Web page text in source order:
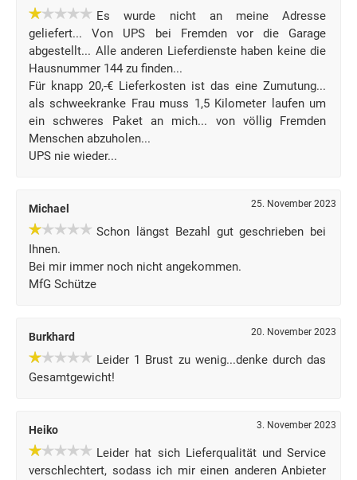
Es wurde nicht an meine Adresse
geliefert... Von UPS bei Fremden vor die Garage
abgestellt... Alle anderen Lieferdienste haben keine die
Hausnummer 144 zu finden...
Für knapp 20,-€ Lieferkosten ist das eine Zumutung...
als schweekranke Frau muss 1,5 Kilometer laufen um
ein schweres Paket an mich... von völlig Fremden
Menschen abzuholen...
UPS nie wieder...
Michael 25. November 2023
Schon längst Bezahl gut geschrieben bei
Ihnen.
Bei mir immer noch nicht angekommen.
MfG Schütze
Burkhard 20. November 2023
Leider 1 Brust zu wenig...denke durch das
Gesamtgewicht!
Heiko 3. November 2023
Leider hat sich Lieferqualität und Service
verschlechtert, sodass ich mir einen anderen Anbieter